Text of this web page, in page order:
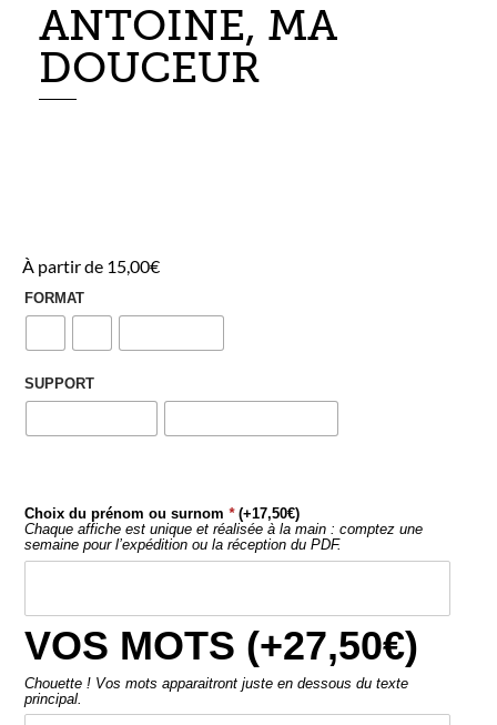
ANTOINE, MA
DOUCEUR
À partir de 15,00€
FORMAT
SUPPORT
Choix du prénom ou surnom *(+17,50€)
Chaque affiche est unique et réalisée à la main : comptez une
semaine pour l’expédition ou la réception du PDF.
VOS MOTS (+27,50€)
Chouette ! Vos mots apparaitront juste en dessous du texte
principal.